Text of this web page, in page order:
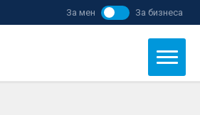
За мен За бизнеса